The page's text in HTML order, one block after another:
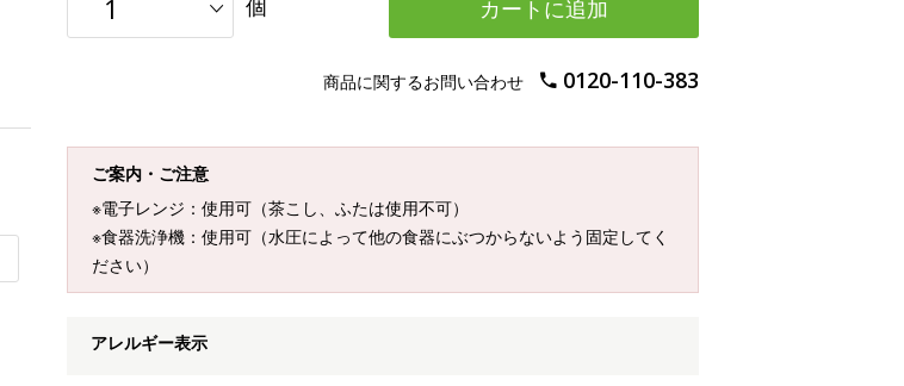
個 カートに追加
商品に関するお問い合わせ 0120-110-383
ご案内・ご注意
※電子レンジ：使用可（茶こし、ふたは使用不可）
※食器洗浄機：使用可（水圧によって他の食器にぶつからないよう固定してく
ださい）
アレルギー表示